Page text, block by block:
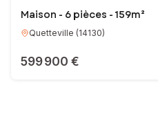
Maison - 6 pièces - 159m²
Quetteville (14130)
599 900 €